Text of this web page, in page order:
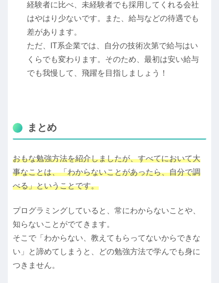
経験者に比べ、未経験者でも採用してくれる会社
はやはり少ないです。また、給与などの待遇でも
差があります。
ただ、IT系企業では、自分の技術次第で給与はい
くらでも変わります。そのため、最初は安い給与
でも我慢して、飛躍を目指しましょう！
まとめ
おもな勉強方法を紹介しましたが、すべてにおいて大
事なことは、「わからないことがあったら、自分で調
べる」ということです。
プログラミングしていると、常にわからないことや、
知らないことがでてきます。
そこで「わからない、教えてもらってないからできな
い」と諦めてしまうと、どの勉強方法で学んでも身に
つきません。